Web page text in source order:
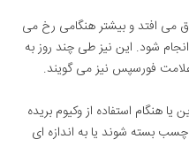
می افتد و بیشتر هنگامی رخ می
شود. این نیز طی چند روز به
فورسپس نیز می گویند.
هنگام استفاده از وکیوم بریده
بسته شوند یا به اندازه ای